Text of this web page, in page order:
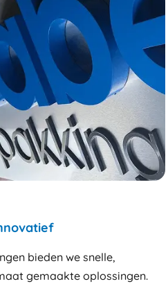
bieden we snelle,
gemaakte oplossingen.